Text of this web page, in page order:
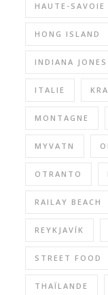
HAUTE-SAVOIE
HONG ISLAND
INDIANA JONES
ITALIE
MONTAGNE
MYVATN
OTRANTO
RAILAY BEACH
REYKJAVÍK
STREET FOOD
THAÏLANDE